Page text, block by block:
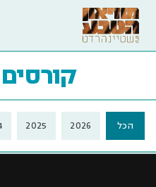
הכל 2026
2025